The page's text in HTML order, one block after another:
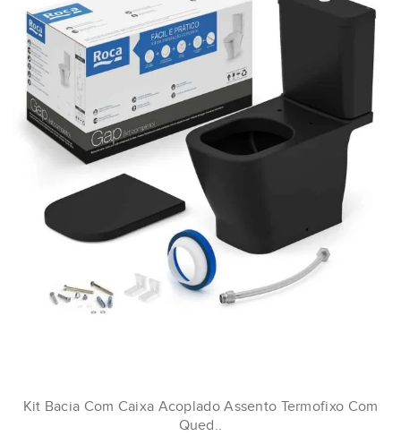
Kit Bacia Com Caixa Acoplado Assento Termofixo Com
Qued..